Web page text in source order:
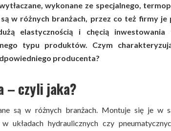
wykonane ze specjalnego,
w różnych branżach, przez co też firmy je
elastycznością i chęcią inwestowania
typu produktów. Czym
producenta?
– czyli jaka?
są w różnych branżach. Montuje się je w
układach hydraulicznych czy